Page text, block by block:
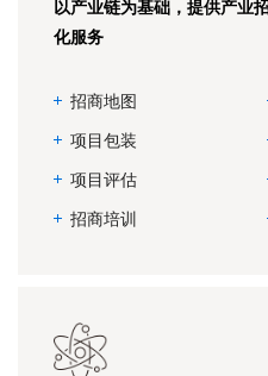
以产业链为基础，提供产业
化服务
招商地图
项目包装
项目评估
招商培训